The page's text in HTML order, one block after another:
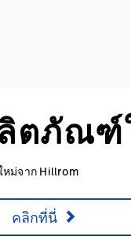
ตภัณฑ์
ม่จาก Hillrom
คลิกที่นี่